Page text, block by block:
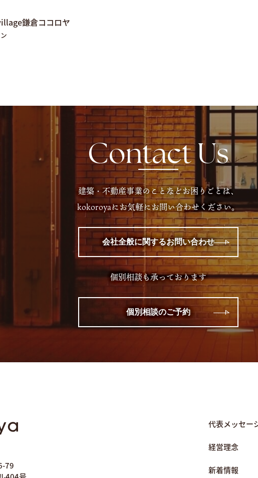
鎌倉ココロヤ
Contact Us
建築・不動産事業のことなどお困りごとは、
kokoroyaにお気軽にお問い合わせください。
会社全般に関するお問い合わせ
個別相談も承っております
個別相談のご予約
79
代表メッセー
経営理念
新着情報